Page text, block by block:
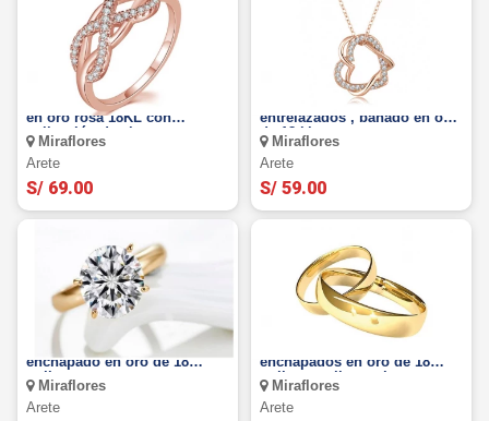
Anillo Amor Infinito, bañado
en oro rosa 18KL con
aplicación de zircones
Miraflores
Arete
S/ 69.00
Miraflores: Collar corazones
entrelazados , bañado en oro
de 18 kl.
Miraflores
Arete
S/ 59.00
Anillo Solitario de acero
enchapado en oro de 18
quilates
Miraflores
Arete
enchapados en oro de 18
quilates, talla y color a
elección.
Miraflores
Arete